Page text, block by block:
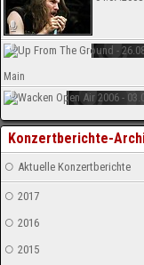
Main
Konzertberichte-
Aktuelle Konzertberichte
2017
2016
2015